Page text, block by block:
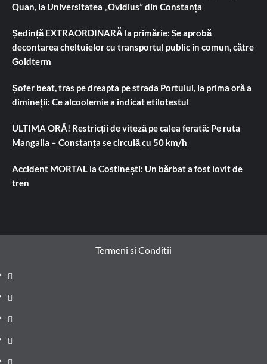
Quan, la Universitatea „Ovidius” din Constanța
Ședință EXTRAORDINARĂ la primărie: Se aprobă
decontarea cheltuielor cu transportul public în comun, către
Goldterm
Șofer beat, tras pe dreapta pe strada Portului, la prima oră a
dimineții: Ce alcoolemie a indicat etilotestul
ULTIMA ORĂ! Restricții de viteză pe calea ferată: Pe ruta
Mangalia – Constanța se circulă cu 50 km/h
Accident MORTAL la Costinești: Un bărbat a fost lovit de
tren
Termeni si Conditii
Prima
pagină
Știri
de
ultima
Administrație
locală
Actualitate
Justiție